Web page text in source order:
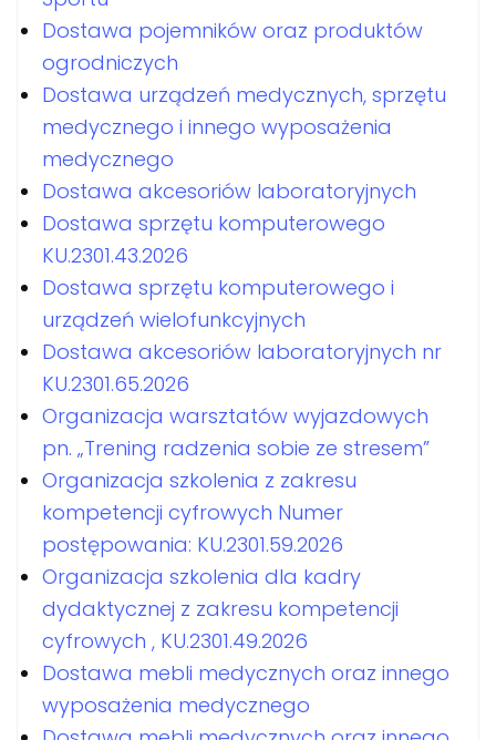
Dostawa pojemników oraz produktów
ogrodniczych
Dostawa urządzeń medycznych, sprzętu
medycznego i innego wyposażenia
medycznego
Dostawa akcesoriów laboratoryjnych
Dostawa sprzętu komputerowego
KU.2301.43.2026
Dostawa sprzętu komputerowego i
urządzeń wielofunkcyjnych
Dostawa akcesoriów laboratoryjnych nr
KU.2301.65.2026
Organizacja warsztatów wyjazdowych
pn. „Trening radzenia sobie ze stresem”
Organizacja szkolenia z zakresu
kompetencji cyfrowych Numer
postępowania: KU.2301.59.2026
Organizacja szkolenia dla kadry
dydaktycznej z zakresu kompetencji
cyfrowych , KU.2301.49.2026
Dostawa mebli medycznych oraz innego
wyposażenia medycznego